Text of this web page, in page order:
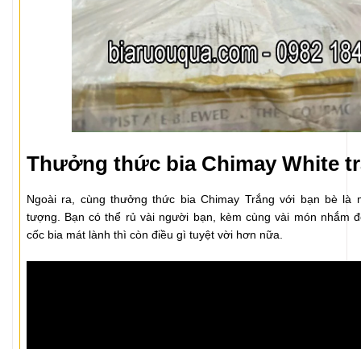
Thưởng thức bia Chimay White
Ngoài ra, cùng thưởng thức bia Chimay Trắng với bạn bè là
tượng. Bạn có thể rủ vài người bạn, kèm cùng vài món nhắm
cốc bia mát lành thì còn điều gì tuyệt vời hơn nữa.